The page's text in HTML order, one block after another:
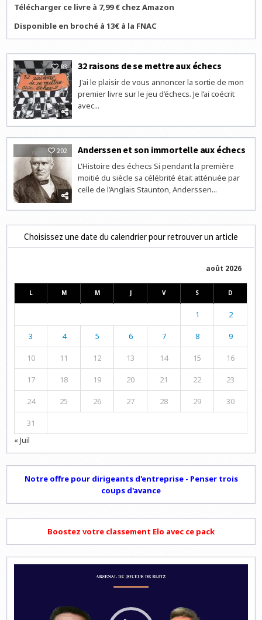
Télécharger ce livre à 7,99 € chez Amazon
Disponible en broché à 13€ à la FNAC
83 32 raisons de se mettre aux échecs
J'ai le plaisir de vous annoncer la sortie de mon
premier livre sur le jeu d’échecs. Je l’ai coécrit
avec...
202 Anderssen et son immortelle aux échecs
L'Histoire des échecs Si pendant la première
moitié du siècle sa célébrité était atténuée par
celle de l’Anglais Staunton, Anderssen...
Choisissez une date du calendrier pour retrouver un article
août 2026
L M M J V S D
1 2
3 4 5 6 7 8 9
10 11 12 13 14 15 16
17 18 19 20 21 22 23
24 25 26 27 28 29 30
31
« Juil
Notre offre pour dirigeants d'entreprise - Penser trois
coups d'avance
Boostez votre classement Elo avec ce pack